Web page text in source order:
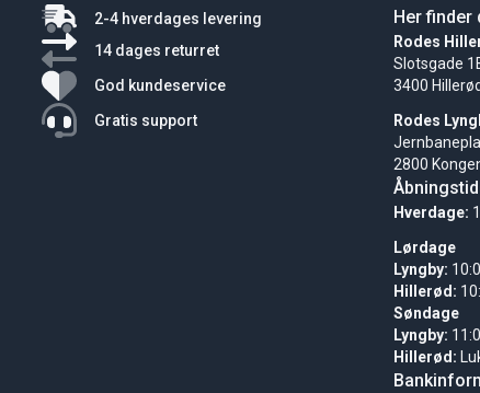
Her finder
Rodes
Slotsgade
3400 Hillerød
Rodes
2800
Hverdage:
Lørdage
Lyngby:
Hillerød:
Søndage
Lyngby:
Hillerød:
2-4 hverdages levering
14 dages returret
God kundeservice
Gratis support